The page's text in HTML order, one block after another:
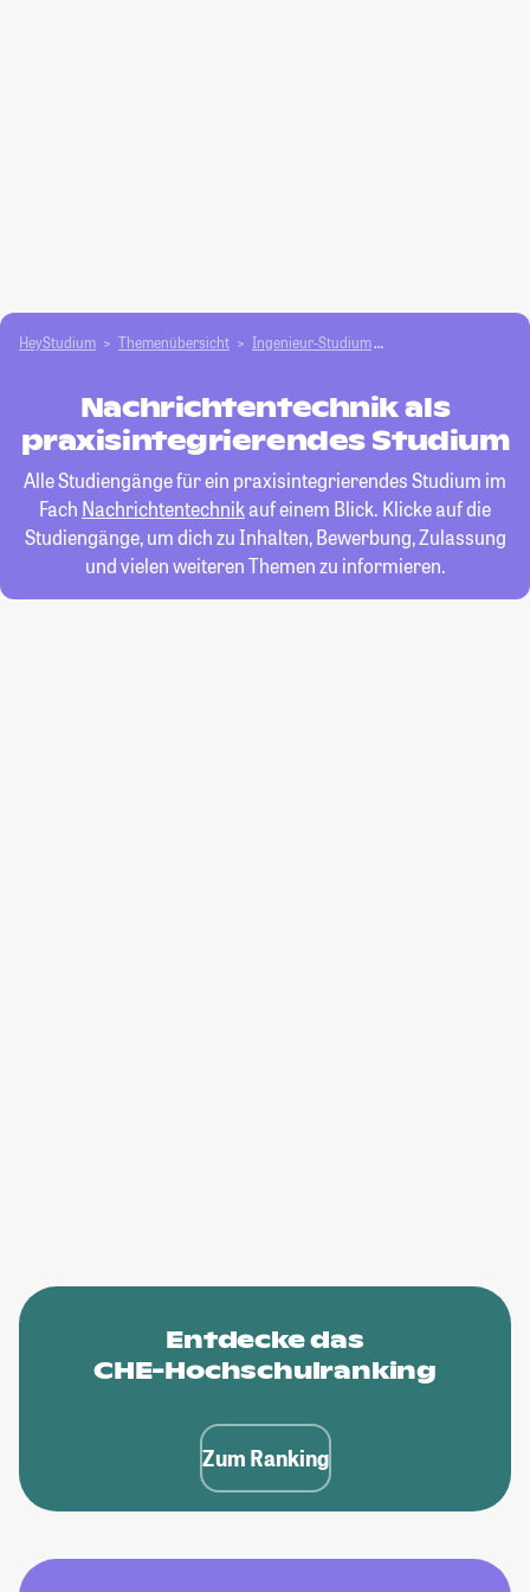
HeyStudium Themenübersicht Ingenieur-Studium
Nachrichtentechnik als
praxisintegrierendes Studium
Alle Studiengänge für ein praxisintegrierendes Studium im
Fach Nachrichtentechnikauf einem Blick. Klicke auf die
Studiengänge, um dich zu Inhalten, Bewerbung, Zulassung
und vielen weiteren Themen zu informieren.
Entdecke das
CHE-Hochschulranking
Zum Ranking